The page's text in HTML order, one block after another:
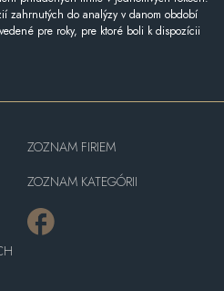
zahrnutých do analýzy v danom období
pre roky, pre ktoré boli k dispozícii
ZOZNAM FIRIEM
ZOZNAM KATEGÓRII